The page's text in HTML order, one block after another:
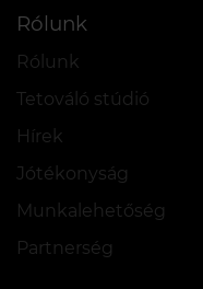
Rólunk
Rólunk
Tetováló stúdió
Hírek
Jótékonyság
Munkalehetőség
Partnerség